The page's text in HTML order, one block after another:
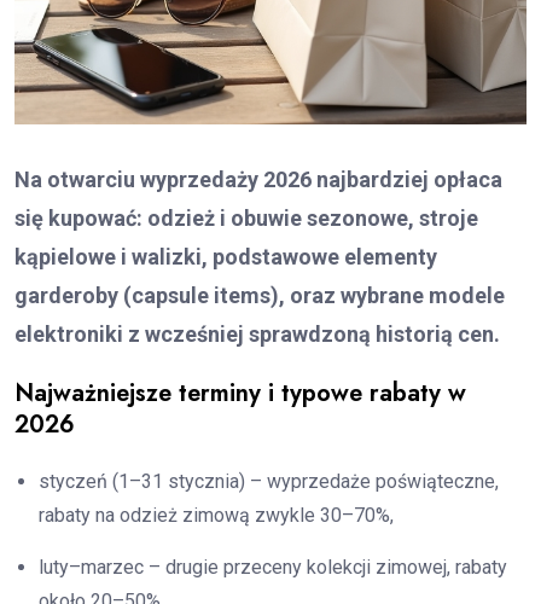
Na otwarciu wyprzedaży 2026 najbardziej opłaca
się kupować: odzież i obuwie sezonowe, stroje
kąpielowe i walizki, podstawowe elementy
garderoby (capsule items), oraz wybrane modele
elektroniki z wcześniej sprawdzoną historią cen.
Najważniejsze terminy i typowe rabaty w
2026
styczeń (1–31 stycznia) – wyprzedaże poświąteczne,
rabaty na odzież zimową zwykle 30–70%,
luty–marzec – drugie przeceny kolekcji zimowej, rabaty